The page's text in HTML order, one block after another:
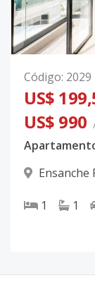
Código: 2029
US$
US$ 990
Ensanche
1 1